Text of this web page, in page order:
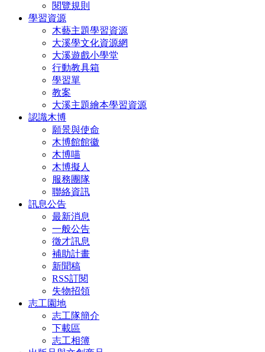
閱覽規則
學習資源
木藝主題學習資源
大溪學文化資源網
大溪遊戲小學堂
行動教具箱
學習單
教案
大溪主題繪本學習資源
認識木博
願景與使命
木博館館徽
木博喵
木博擬人
服務團隊
聯絡資訊
訊息公告
最新消息
一般公告
徵才訊息
補助計畫
新聞稿
RSS訂閱
失物招領
志工園地
志工隊簡介
下載區
志工相簿